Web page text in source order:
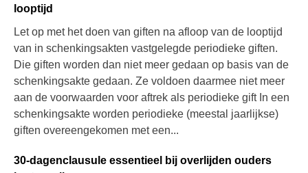
looptijd
Let op met het doen van giften na afloop van de looptijd
van in schenkingsakten vastgelegde periodieke giften.
Die giften worden dan niet meer gedaan op basis van de
schenkingsakte gedaan. Ze voldoen daarmee niet meer
aan de voorwaarden voor aftrek als periodieke gift In een
schenkingsakte worden periodieke (meestal jaarlijkse)
giften overeengekomen met een...
30-dagenclausule essentieel bij overlijden ouders